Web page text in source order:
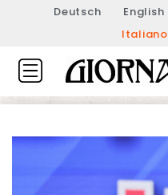
Deutsch English
Italiano